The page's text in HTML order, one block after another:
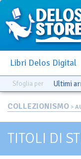
Libri Delos Digital
Sfoglia per Ultimi
COLLEZIONISMO >
TITOLI DI